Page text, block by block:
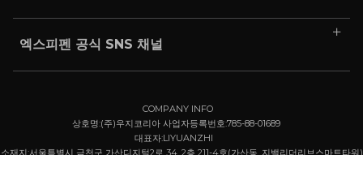
엑스피펜 공식 SNS 채널
COMPANY INFO
상호명:(주)우지코리아 사업자등록번호:785-88-01689
대표자:LIYUANZHI
소재지:서울특별시 금천구 가산디지털2로 34, 2층 211-4호(가산동, 지밸리더리브스마트타워)